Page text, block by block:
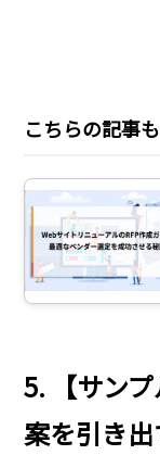
こちらの記事
5. 【サン
案を引き